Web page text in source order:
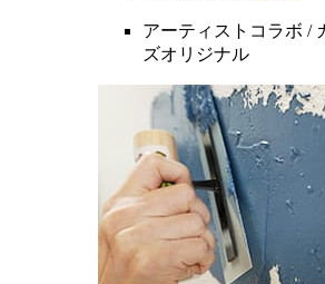
アーティストコラボ /
ズオリジナル